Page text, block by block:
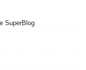
SuperBlog